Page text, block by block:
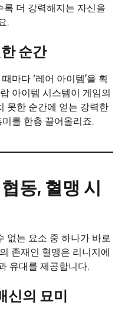
더 강력해지는 자신을
.
순간
마다 ‘레어 아이템’을 획
아이템 시스템이 게임의
못한 순간에 얻는 강력한
를 한층 끌어올리죠.
동, 혈맹 시
없는 요소 중 하나가 바로
존재인 혈맹은 리니지에
유대를 제공합니다.
신의 묘미